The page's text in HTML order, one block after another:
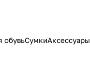
обувьСумкиАксессуары